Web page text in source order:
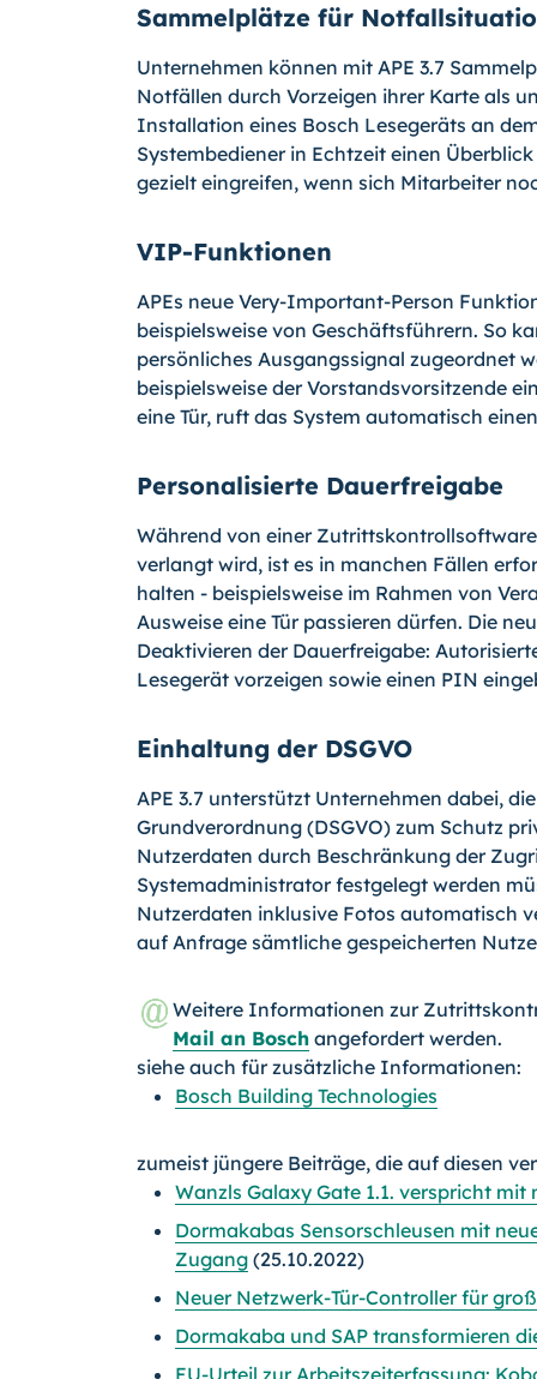
Sammelplätze für
Unternehmen können mit APE 3.7
Notfällen durch Vorzeigen ihrer Karte als
Installation eines Bosch Lesegeräts an
Systembediener in Echtzeit einen
gezielt eingreifen, wenn sich Mitarbeiter
VIP-Funktionen
APEs neue Very-Important-Person
beispielsweise von Geschäftsführern. So
persönliches Ausgangssignal zugeordnet
beispielsweise der Vorstandsvorsitzende
eine Tür, ruft das System automatisch
Personalisierte Dauerfreigabe
Während von einer
verlangt wird, ist es in manchen Fällen
halten - beispielsweise im Rahmen von
Ausweise eine Tür passieren dürfen. Die
Deaktivieren der Dauerfreigabe:
Lesegerät vorzeigen sowie einen PIN
Einhaltung der DSGVO
APE 3.7 unterstützt Unternehmen dabei,
Grundverordnung (DSGVO) zum Schutz
Nutzerdaten durch Beschränkung der
Systemadministrator festgelegt werden
Nutzerdaten inklusive Fotos automatisch
auf Anfrage sämtliche gespeicherten
Weitere Informationen zur
Mail an Bosch angefordert werden.
siehe auch für zusätzliche Informationen:
Bosch Building Technologies
zumeist jüngere Beiträge, die auf diesen
Wanzls Galaxy Gate 1.1. verspricht
Dormakabas Sensorschleusen mit
Zugang (25.10.2022)
Neuer Netzwerk-Tür-Controller für
Dormakaba und SAP transformieren
EU-Urteil zur Arbeitszeiterfassung: